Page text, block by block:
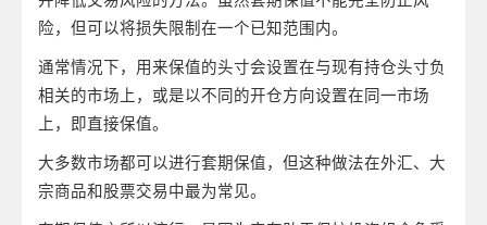
险，但可以将损失限制在一个已知范围内。
通常情况下，用来保值的头寸会设置在与现有持仓头寸负
相关的市场上，或是以不同的开仓方向设置在同一市场
上，即直接保值。
大多数市场都可以进行套期保值，但这种做法在外汇、大
宗商品和股票交易中最为常见。